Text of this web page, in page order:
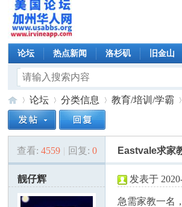
论坛 热点新闻 洛杉矶 旧金山
美»
论坛
›
分类信息 教育/培训/学霸
›
查看: 4559 | 回复: 0 Eastvale求家
靓仔辉 发表于
急需家教一名